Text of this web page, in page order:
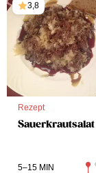
3,8
Rezept
Sauerkrautsalat
5–15 MIN